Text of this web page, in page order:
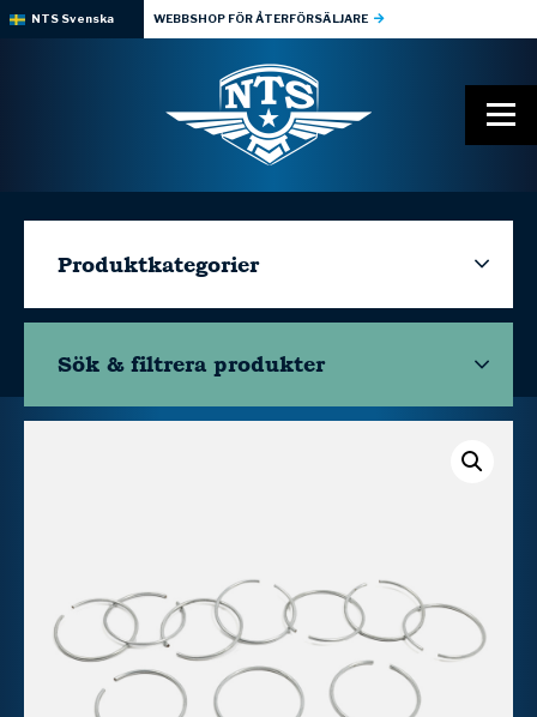
NTS Svenska WEBBSHOP FÖR ÅTERFÖRSÄLJARE
Produktkategorier
Sök & filtrera produkter